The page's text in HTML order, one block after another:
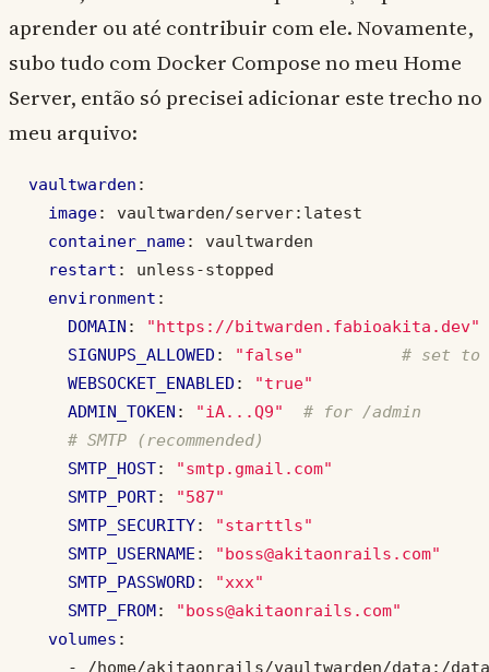
aprender ou até contribuir com ele. Novamente,
subo tudo com Docker Compose no meu Home
Server, então só precisei adicionar este trecho no
meu arquivo:
vaultwarden :
image:
vaultwarden/server:latest
container_name:
vaultwarden
restart :
unless-stopped
environment :
DOMAIN :
"https://bitwarden.fabioakita.dev"
SIGNUPS_ALLOWED : "false"
# set to
WEBSOCKET_ENABLED :
"true"
ADMIN_TOKEN : "iA...Q9"
# for /admin
# SMTP (recommended)
SMTP_HOST:
"smtp.gmail.com"
SMTP_PORT:
"587"
SMTP_SECURITY:
"starttls"
SMTP_USERNAME :
"boss@akitaonrails.com"
SMTP_PASSWORD :
"xxx"
SMTP_FROM:
"boss@akitaonrails.com"
volumes :
- /home/akitaonrails/vaultwarden/data:/data